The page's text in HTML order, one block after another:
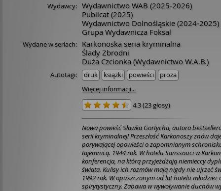
Wydawcy: Wydawnictwo WAB (2025-2026)
Publicat (2025)
Wydawnictwo Dolnośląskie (2024-2025)
Grupa Wydawnicza Foksal
Wydane w seriach:
Karkonoska seria kryminalna
Ślady Zbrodni
Duża Czcionka (Wydawnictwo W.A.B.)
Autotagi: druk książki powieści
proza
Więcej informacji...
4.3(23 głosy)
Nowa powieść Sławka Gortycha, autora
serii kryminalnej! Przeszłość Karkonoszy znów daje o sobie znać w
porywającej opowieści o zapomnianym
tajemnicą. 1944 rok. W hotelu Sanssouci w Karkonoszach odbywa się
konferencja, na którą przyjeżdżają niemieccy
świata. Kulisy ich rozmów mają nigdy nie ujrzeć
1992 rok. W opuszczonym od lat hotelu młodzież
spirytystyczny. Zabawa w wywoływanie duchów